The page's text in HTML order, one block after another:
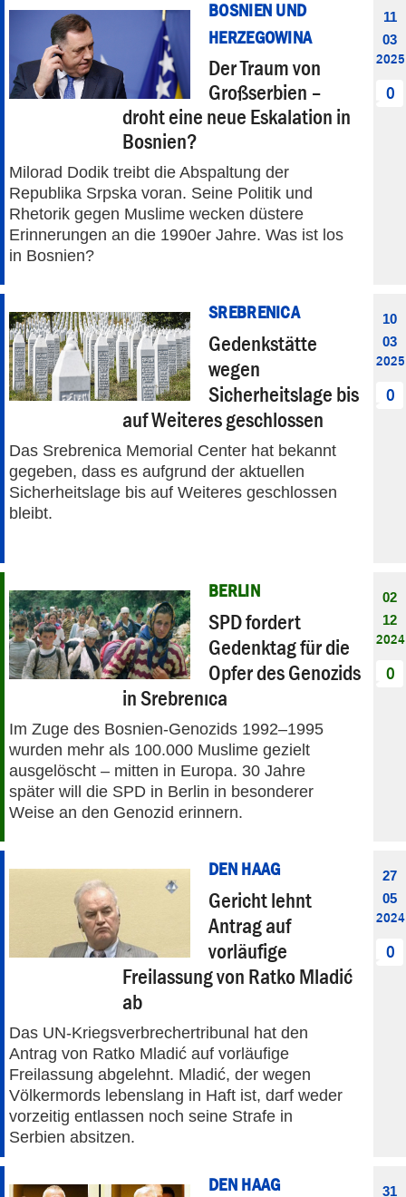
BOSNIEN UND
HERZEGOWINA
Der Traum von
Großserbien –
droht eine neue Eskalation in
Bosnien?
Milorad Dodik treibt die Abspaltung der
Republika Srpska voran. Seine Politik und
Rhetorik gegen Muslime wecken düstere
Erinnerungen an die 1990er Jahre. Was ist los
in Bosnien?
11
03
2025
0
SREBRENICA
Gedenkstätte
wegen
Sicherheitslage bis
auf Weiteres geschlossen
Das Srebrenica Memorial Center hat bekannt
gegeben, dass es aufgrund der aktuellen
Sicherheitslage bis auf Weiteres geschlossen
bleibt.
10
03
2025
0
BERLIN
SPD fordert
Gedenktag für die
Opfer des Genozids
in Srebrenıca
Im Zuge des Bosnien-Genozids 1992–1995
wurden mehr als 100.000 Muslime gezielt
ausgelöscht – mitten in Europa. 30 Jahre
später will die SPD in Berlin in besonderer
Weise an den Genozid erinnern.
02
12
2024
0
DEN HAAG
Gericht lehnt
Antrag auf
vorläufige
Freilassung von Ratko Mladić
ab
Das UN-Kriegsverbrechertribunal hat den
Antrag von Ratko Mladić auf vorläufige
Freilassung abgelehnt. Mladić, der wegen
Völkermords lebenslang in Haft ist, darf weder
vorzeitig entlassen noch seine Strafe in
Serbien absitzen.
27
05
2024
0
DEN HAAG 31